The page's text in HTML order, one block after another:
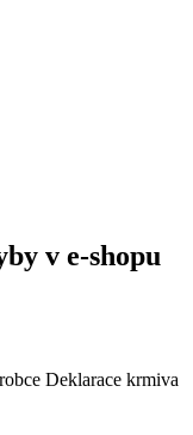
v e-shopu
Deklarace krmiva